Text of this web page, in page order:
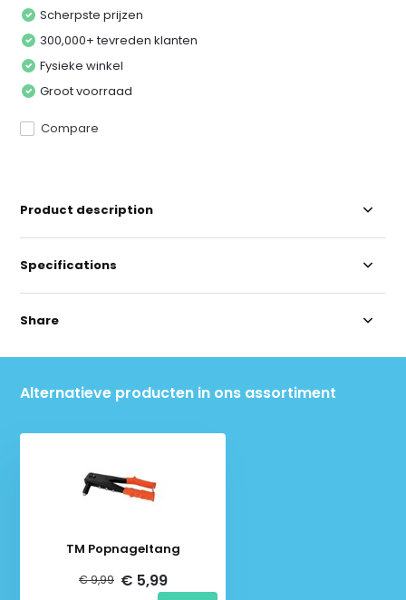
Scherpste prijzen
300,000+ tevreden klanten
Fysieke winkel
Groot voorraad
Compare
Product description
Specifications
Share
Alternatieve producten in ons assortiment
TM Popnageltang
€ 9,99 € 5,99